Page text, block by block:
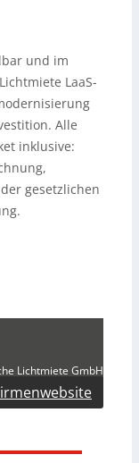
und im
LaaS-
Alle
inklusive:
gesetzlichen
Lichtmiete GmbH